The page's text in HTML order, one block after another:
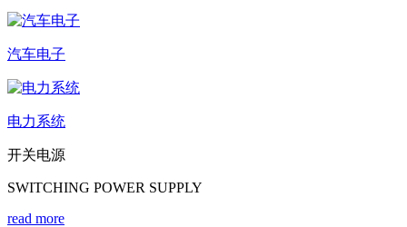
汽车电子
电力系统
开关电源
SWITCHING POWER SUPPLY
read more